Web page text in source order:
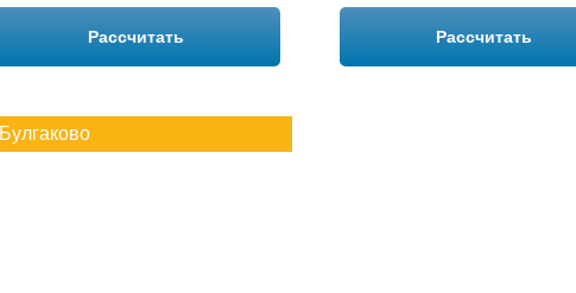
Рассчитать Рассчитать
Булгаково